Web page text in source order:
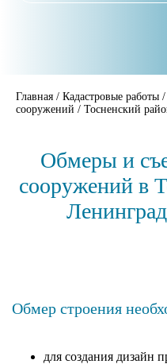
Главная / Кадастровые работы /
сооружений / Тосненский
Обмеры и
сооружений в
Обмер строения
для создания дизайн